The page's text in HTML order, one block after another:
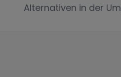
Alternativen in der